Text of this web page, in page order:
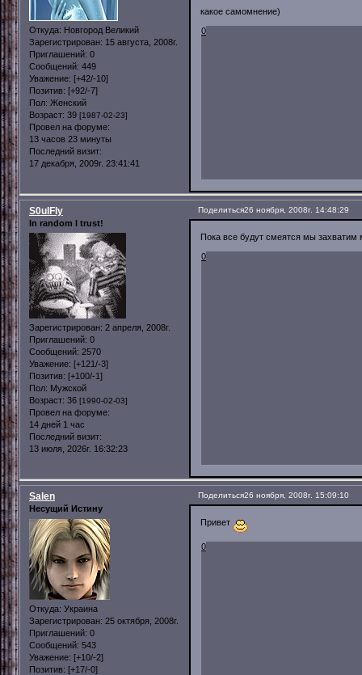
Откуда: Новгород Великий
Зарегистрирован: 15 августа, 2008г.
Приглашений: 0
Сообщений: 449
Уважение: [+42/-10]
Позитив: [+92/-7]
Пол: Женский
Возраст: 39 [1987-02-23]
Провел на форуме:
13 часов 23 минуты
Последний визит:
17 декабря, 2009г. 23:41:41
какое самомнение)
0
Поделиться26 ноября, 2008г. 14:48:29
S0ulFly
In random I trust!
Зарегистрирован: 2 апреля, 2008г.
Приглашений: 0
Сообщений: 2570
Уважение: [+121/-3]
Позитив: [+100/-1]
Пол: Мужской
Возраст: 36 [1990-02-03]
Провел на форуме:
14 дней 1 час
Последний визит:
13 июля, 2026г. 16:32:23
Пока все будут смеятся мы захватим
0
Поделиться26 ноября, 2008г. 15:09:10
Salen
Несущий Истину
Откуда: Украина
Зарегистрирован: 25 октября, 2008г.
Приглашений: 0
Сообщений: 543
Уважение: [+10/-2]
Позитив: [+17/-0]
Привет
0